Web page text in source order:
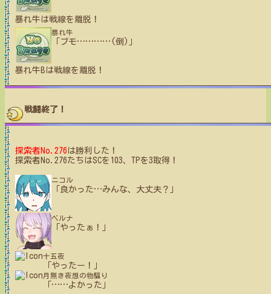
暴れ牛は戦線を離脱！
暴れ牛
「ブモ………… (倒)」
暴れ牛Bは戦線を離脱！
戦闘終了！
探索者No.276は勝利した！
探索者No.276たちはSCを103、TPを3取得！
ニコル
「良かった…みんな、大丈夫？」
ベルナ
「やったぁ！」
十五夜
「やったー！」
月無き夜想の物騙り
……よかった」